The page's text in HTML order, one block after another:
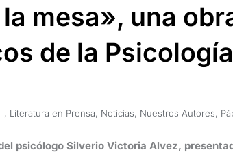
mesa», una
de la Psicología
, Literatura en Prensa, Noticias, Nuestros Autores,
psicólogo Silverio Victoria Alvez,